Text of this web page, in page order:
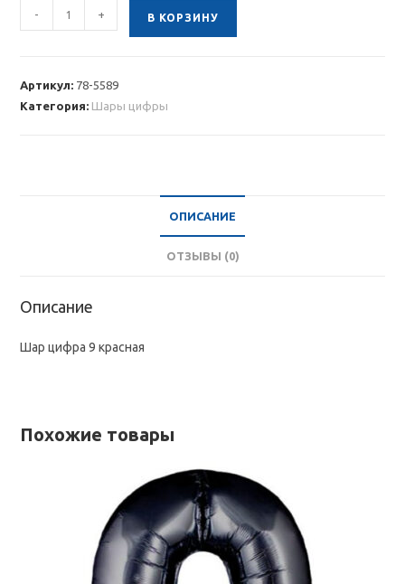
Количество
товара
- + В КОРЗИНУ
Артикул: 78-5589
Категория: Шары цифры
ОПИСАНИЕ
ОТЗЫВЫ (0)
Описание
Шар цифра 9 красная
Похожие товары